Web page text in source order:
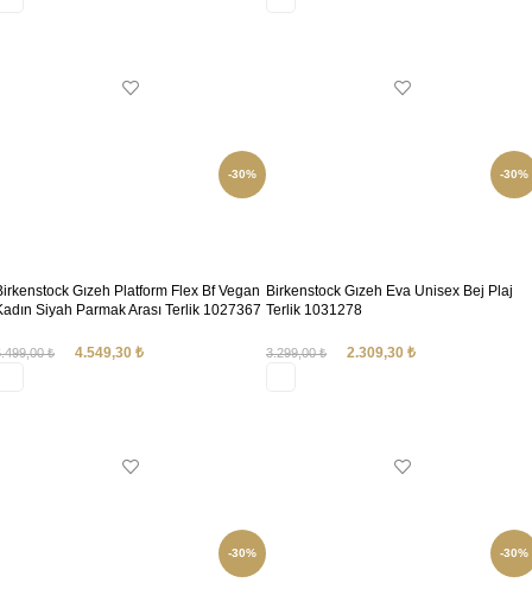
-30%
Gızeh Platform Flex Bf Vegan
Siyah Parmak Arası Terlik 1027367
₺ 4.549,30 ₺
-30%
Birkenstock Gızeh Eva Unisex Bej Plaj
Terlik 1031278
3.299,00₺ 2.309,30 ₺
-30% -30%